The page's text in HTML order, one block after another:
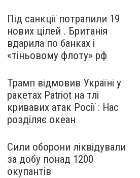
Під санкції потрапили 19
нових цілей . Британія
вдарила по банках і
«тіньовому флоту» рф
Трамп відмовив Україні у
ракетах Patriot на тлі
кривавих атак Росії : Нас
розділяє океан
Сили оборони ліквідували
за добу понад 1200
окупантів